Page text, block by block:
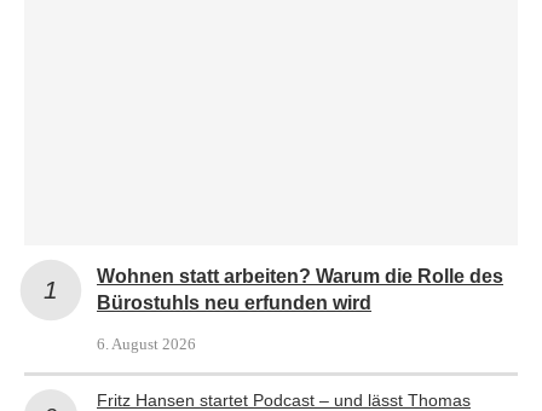
Wohnen statt arbeiten? Warum die Rolle des
Bürostuhls neu erfunden wird
6. August 2026
Fritz Hansen startet Podcast – und lässt Thomas